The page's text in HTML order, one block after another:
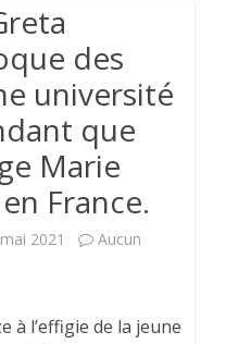
des
université
que
Marie
France.
2021
Aucun
à l’effigie de la jeune